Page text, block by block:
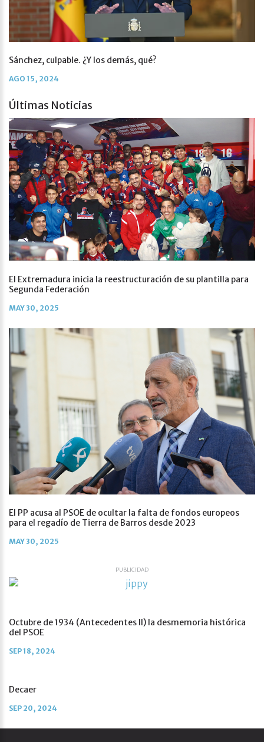
Sánchez, culpable. ¿Y los demás, qué?
AGO 15, 2024
Últimas Noticias
El Extremadura inicia la reestructuración de su plantilla para
Segunda Federación
MAY 30, 2025
El PP acusa al PSOE de ocultar la falta de fondos europeos
para el regadío de Tierra de Barros desde 2023
MAY 30, 2025
PUBLICIDAD
Octubre de 1934 (Antecedentes II) la desmemoria histórica
del PSOE
SEP 18, 2024
Decaer
SEP 20, 2024